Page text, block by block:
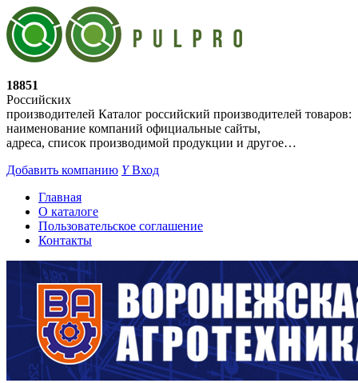
18851
Российских
производителей Каталог российский производителей товаров:
наименование компаний официальные сайты,
адреса, список производимой продукции и другое…
Добавить компанию YВход
Главная
О каталоге
Пользовательское соглашение
Контакты